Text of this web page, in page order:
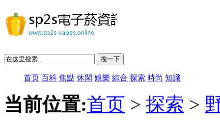
搜一下
首页 百科 焦點 休閑 娛樂 綜合 探索 時尚 知識
当前位置:首页 > 探索 >